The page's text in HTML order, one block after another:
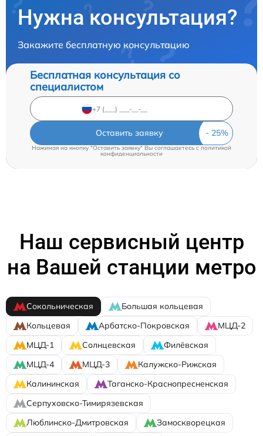
Нужна консультация?
Закажите бесплатную консультацию
Бесплатная консультация со
специалистом
Оставить заявку
Нажимая на кнопку "Оставить заявку" Вы соглашаетесь c политикой
конфиденциальности
Наш сервисный центр
на Вашей станции метро
Сокольническая
Большая кольцевая
Кольцевая
Арбатско-Покровская
МЦД-2
МЦД-1
Солнцевская
Филёвская
МЦД-4
МЦД-3
Калужско-Рижская
Калининская
Таганско-Краснопресненская
Серпуховско-Тимирязевская
Люблинско-Дмитровская
Замоскворецкая